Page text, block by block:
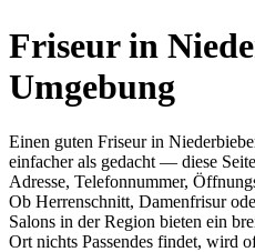
Friseur in
Umgebung
Einen guten Friseur in
einfacher als gedacht — diese
Adresse, Telefonnummer,
Ob Herrenschnitt, Damenfrisur
Salons in der Region bieten ein
Ort nichts Passendes findet, wird